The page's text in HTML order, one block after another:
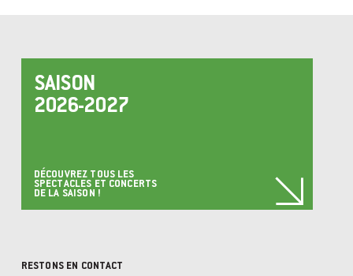
SAISON
2026-2027
DÉCOUVREZ TOUS LES
SPECTACLES ET CONCERTS
DE LA SAISON !
RESTONS EN CONTACT